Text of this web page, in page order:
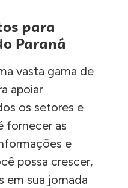
para
Paraná
vasta gama de
apoiar
os setores e
fornecer as
e
possa crescer,
em sua jornada